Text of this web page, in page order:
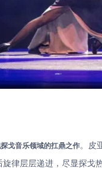
戈音乐领域的扛鼎之作。皮
律层层递进，尽显探戈